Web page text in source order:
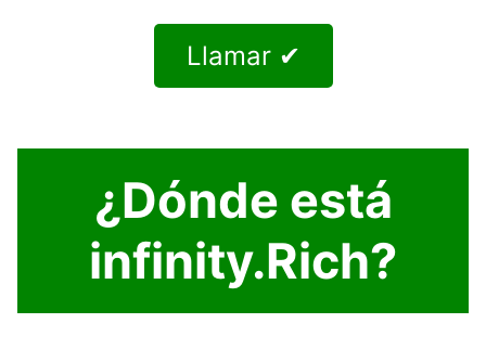
Llamar ✔
¿Dónde está
infinity.Rich?